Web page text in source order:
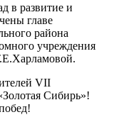
в развитие и
главе
района
учреждения
VII
Сибирь»!